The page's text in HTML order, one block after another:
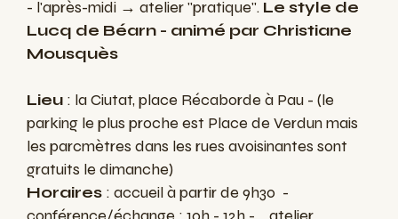
- l'après-midi → atelier "pratique". Le style de
Lucq de Béarn - animé par Christiane
Mousquès
Lieu : la Ciutat, place Récaborde à Pau - (le
parking le plus proche est Place de Verdun mais
les parcmètres dans les rues avoisinantes sont
gratuits le dimanche)
Horaires : accueil à partir de 9h30 -